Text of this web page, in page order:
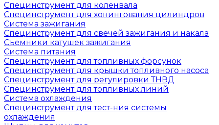
Специнструмент для коленвала
Специнструмент для хонингования цилиндров
Система зажигания
Специнструмент для свечей зажигания и накала
Съемники катушек зажигания
Система питания
Специнструмент для топливных форсунок
Специнструмент для крышки топливного насоса
Специнструмент для регулировки ТНВД
Специнструмент для топливных линий
Система охлаждения
Специнструмент для тест-ния системы
охлаждения